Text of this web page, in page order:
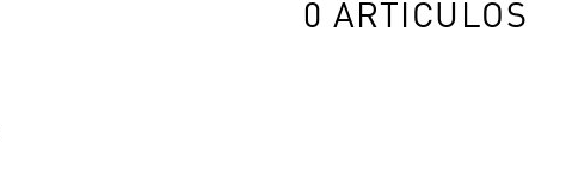
0 ARTÍCULOS